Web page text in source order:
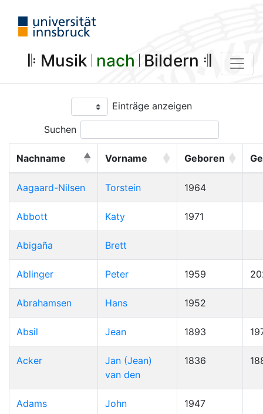
𝄆 Musik 𝄀 nach 𝄀 Bildern 𝄇
Einträge anzeigen
Suchen
Nachname Vorname Geboren
Aagaard-Nilsen Torstein 1964
Abbott Katy 1971
Abigaña Brett
Ablinger Peter 1959
Abrahamsen Hans 1952
Absil Jean 1893
Acker
Jan (Jean)
van den
1836
Adams John 1947